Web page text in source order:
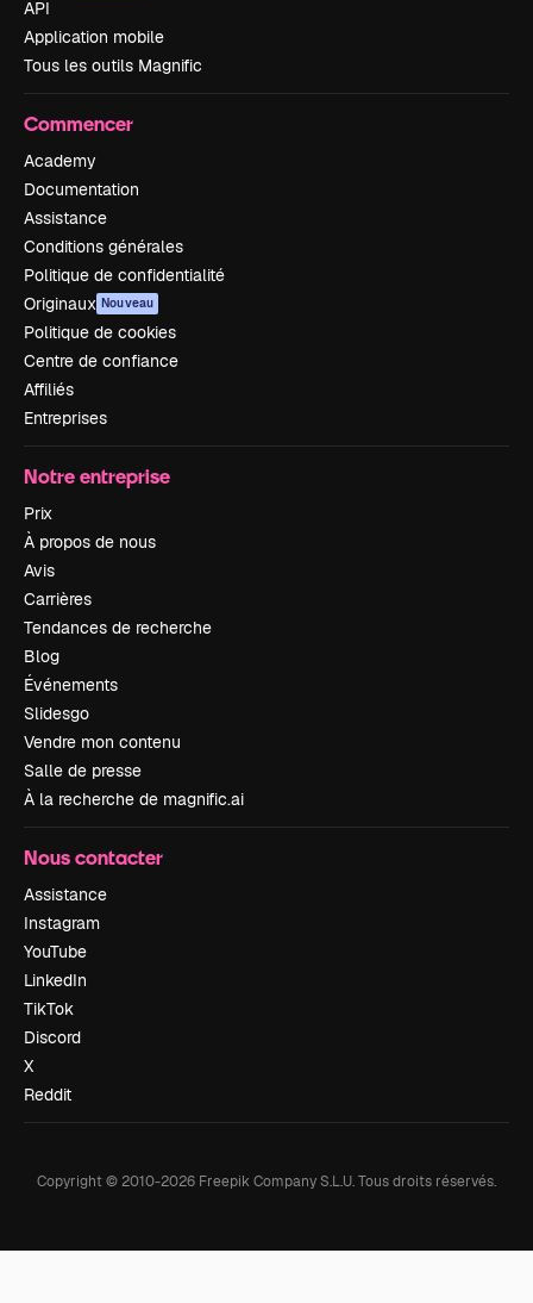
API
Application mobile
Tous les outils Magnific
Commencer
Academy
Documentation
Assistance
Conditions générales
Politique de confidentialité
Originaux Nouveau
Politique de cookies
Centre de confiance
Affiliés
Entreprises
Notre entreprise
Prix
À propos de nous
Avis
Carrières
Tendances de recherche
Blog
Événements
Slidesgo
Vendre mon contenu
Salle de presse
À la recherche de magnific.ai
Nous contacter
Assistance
Instagram
YouTube
LinkedIn
TikTok
Discord
X
Reddit
Copyright © 2010-2026 Freepik Company S.L.U.Tous droits réservés.